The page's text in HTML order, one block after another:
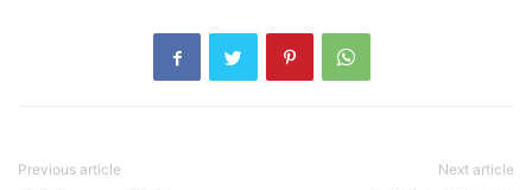
Previous article Next article